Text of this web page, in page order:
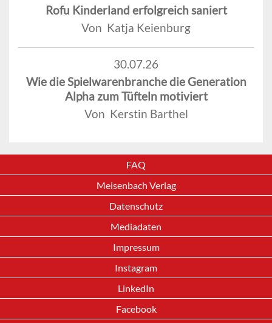
Rofu Kinderland erfolgreich saniert
Von Katja Keienburg
30.07.26
Wie die Spielwarenbranche die Generation
Alpha zum Tüfteln motiviert
Von Kerstin Barthel
FAQ
Meisenbach Verlag
Datenschutz
Mediadaten
Impressum
Instagram
LinkedIn
Facebook